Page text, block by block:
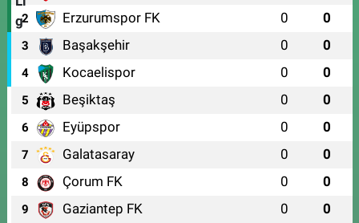
2 Erzurumspor FK 0 0
3 Başakşehir 0 0
4 Kocaelispor 0 0
5 Beşiktaş 0 0
6 Eyüpspor 0 0
7 Galatasaray 0 0
8 Çorum FK 0 0
9 Gaziantep FK 0 0